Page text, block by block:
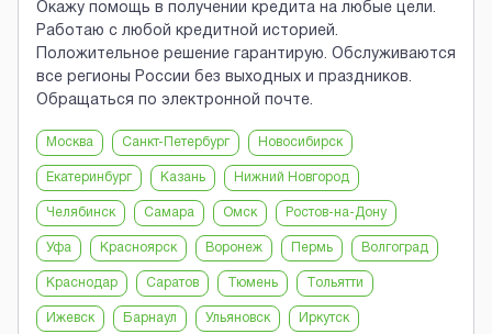
Окажу помощь в получении кредита на любые цели.
Работаю с любой кредитной историей.
Положительное решение гарантирую. Обслуживаются
все регионы России без выходных и праздников.
Обращаться по электронной почте.
Москва Санкт-Петербург Новосибирск
Екатеринбург Казань Нижний Новгород
Челябинск Самара Омск Ростов-на-Дону
Уфа Красноярск Воронеж Пермь Волгоград
Краснодар Саратов Тюмень Тольятти
Ижевск Барнаул Ульяновск Иркутск